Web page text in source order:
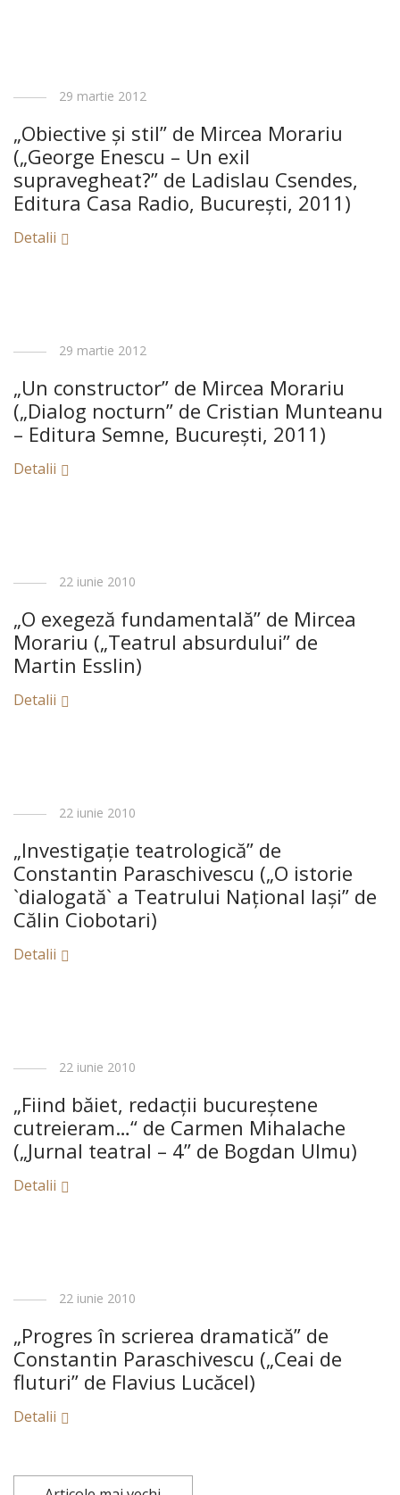
29 martie 2012
„Obiective şi stil” de Mircea Morariu
(„George Enescu – Un exil
supravegheat?” de Ladislau Csendes,
Editura Casa Radio, Bucureşti, 2011)
Detalii
29 martie 2012
„Un constructor” de Mircea Morariu
(„Dialog nocturn” de Cristian Munteanu
– Editura Semne, Bucureşti, 2011)
Detalii
22 iunie 2010
„O exegeză fundamentală” de Mircea
Morariu („Teatrul absurdului” de
Martin Esslin)
Detalii
22 iunie 2010
„Investigaţie teatrologică” de
Constantin Paraschivescu („O istorie
`dialogată` a Teatrului Naţional Iaşi” de
Călin Ciobotari)
Detalii
22 iunie 2010
„Fiind băiet, redacţii bucureştene
cutreieram…“ de Carmen Mihalache
(„Jurnal teatral – 4” de Bogdan Ulmu)
Detalii
22 iunie 2010
„Progres în scrierea dramatică” de
Constantin Paraschivescu („Ceai de
fluturi” de Flavius Lucăcel)
Detalii